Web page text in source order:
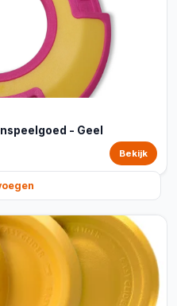
- Geel
Bekijk